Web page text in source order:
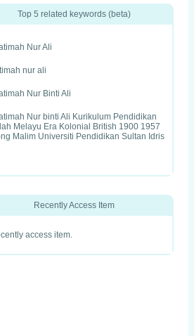
Top 5 related keywords (beta)
Nur Ali
nur ali
Nur Binti Ali
Nur binti Ali Kurikulum Pendidikan
Melayu Era Kolonial British 1900 1957
Malim Universiti Pendidikan Sultan Idris
Recently Access Item
access item.